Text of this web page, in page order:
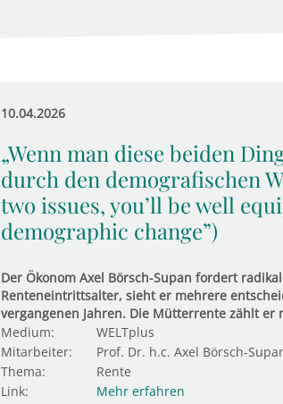
10.04.2026
„Wenn man diese beiden
durch den demografischen
two issues, you’ll be well
demographic change”)
Der Ökonom Axel Börsch-Supan fordert
Renteneintrittsalter, sieht er mehrere
vergangenen Jahren. Die Mütterrente zählt er
Medium:
WELTplus
Mitarbeiter:
Prof. Dr. h.c. Axel Börsch-
Thema:
Rente
Link:
Mehr erfahren